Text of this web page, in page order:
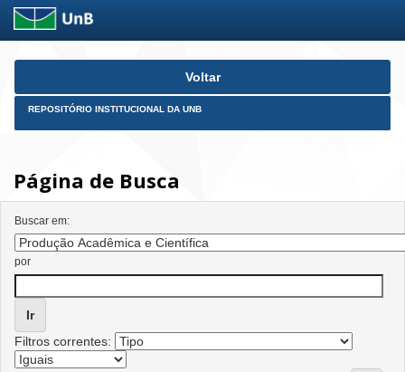
Skip
Voltar
REPOSITÓRIO INSTITUCIONAL DA UNB
Página de Busca
Buscar em:
por
Filtros correntes: